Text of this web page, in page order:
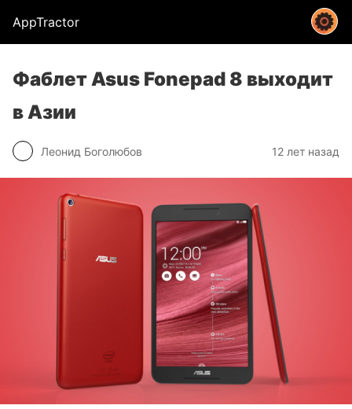
AppTractor
Фаблет Asus Fonepad 8 выходит
в Азии
Леонид Боголюбов 12 лет назад